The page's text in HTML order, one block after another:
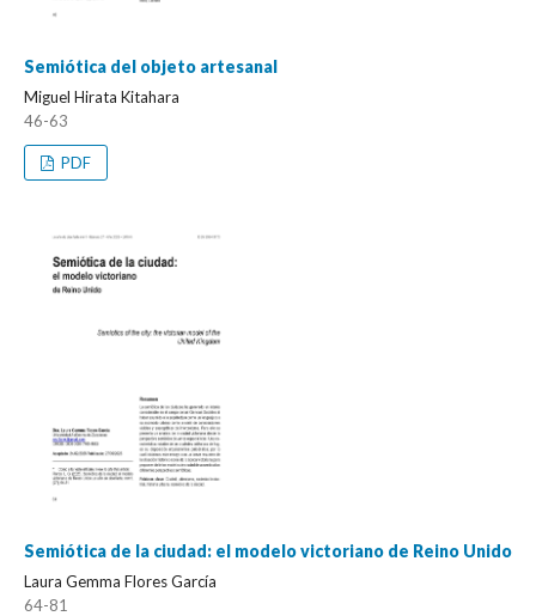
Semiótica del objeto artesanal
Miguel Hirata Kitahara
46-63
PDF
Semiótica de la ciudad: el modelo victoriano de Reino Unido
Laura Gemma Flores García
64-81